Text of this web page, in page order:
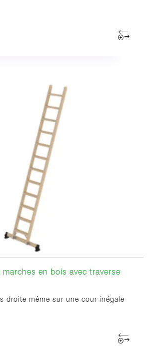
marches en bois avec traverse
droite même sur une cour inégale